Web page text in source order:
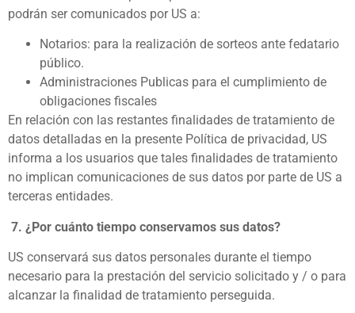
podrán ser comunicados por US a:
Notarios: para la realización de sorteos ante fedatario
público.
Administraciones Publicas para el cumplimiento de
obligaciones fiscales
En relación con las restantes finalidades de tratamiento de
datos detalladas en la presente Política de privacidad, US
informa a los usuarios que tales finalidades de tratamiento
no implican comunicaciones de sus datos por parte de US a
terceras entidades.
7. ¿Por cuánto tiempo conservamos sus datos?
US conservará sus datos personales durante el tiempo
necesario para la prestación del servicio solicitado y / o para
alcanzar la finalidad de tratamiento perseguida.